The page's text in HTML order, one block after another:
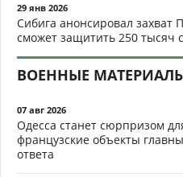
29 янв 2026
Сибига анонсировал захват
сможет защитить 250 тысяч
ВОЕННЫЕ
07 авг 2026
Одесса станет сюрпризом
французские объекты
ответа